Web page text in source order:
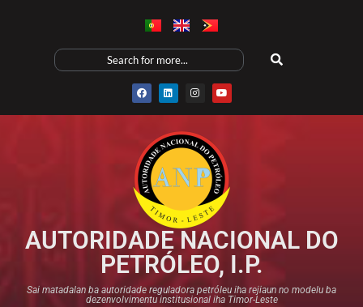
AUTORIDADE NACIONAL DO
PETRÓLEO, I.P.
Sai matadalan ba autoridade reguladora petróleu iha rejiaun no modelu ba
dezenvolvimentu institusional iha Timor-Leste